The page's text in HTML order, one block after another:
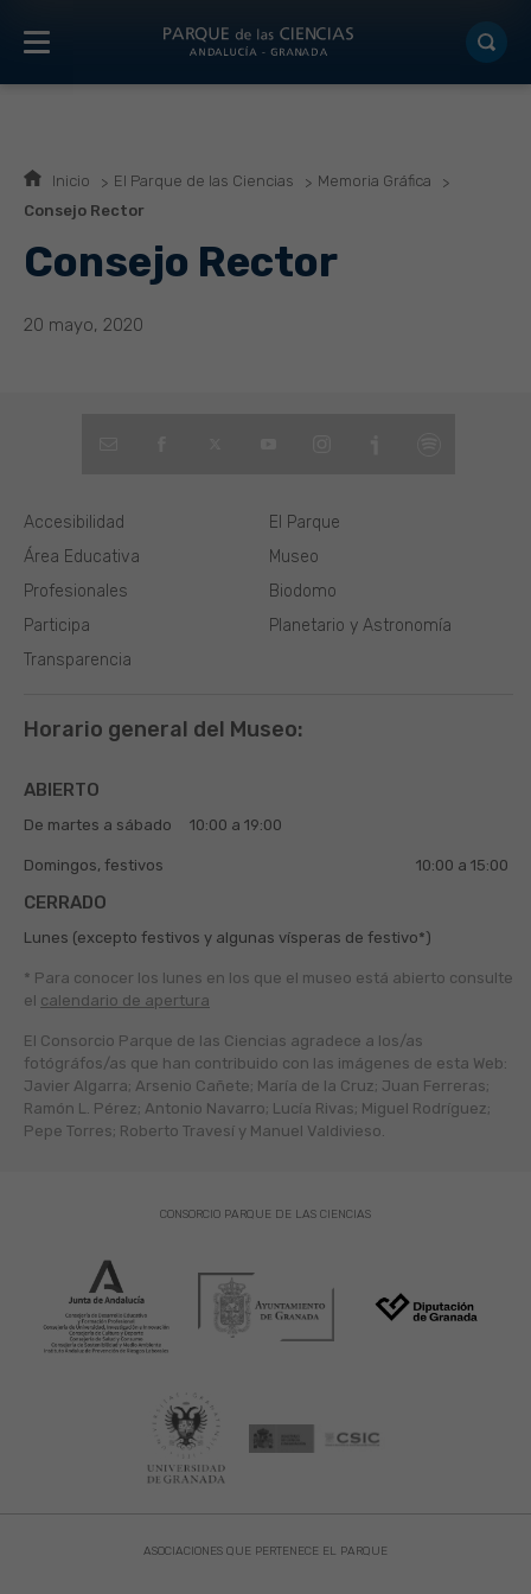
Inicio El Parque de las Ciencias
Memoria Gráfica
Consejo Rector
Consejo Rector
20 mayo, 2020
El Parque
Museo
Biodomo
Planetario y Astronomía
Área Educativa
Profesionales
Participa
Transparencia
Accesibilidad
Horario general del Museo:
ABIERTO
De martes a sábado 10:00 a 19:00
Domingos, festivos 10:00 a 15:00
CERRADO
Lunes (excepto festivos y algunas vísperas de festivo*)
* Para conocer los lunes en los que el museo está abierto consulte
el calendario de apertura
El Consorcio Parque de las Ciencias agradece a los/as
fotógráfos/as que han contribuido con las imágenes de esta Web:
Javier Algarra; Arsenio Cañete; María de la Cruz; Juan Ferreras;
Ramón L. Pérez; Antonio Navarro; Lucía Rivas; Miguel Rodríguez;
Pepe Torres; Roberto Travesí y Manuel Valdivieso.
ASOCIACIONES QUE PERTENECE EL PARQUE
CONSORCIO PARQUE DE LAS CIENCIAS